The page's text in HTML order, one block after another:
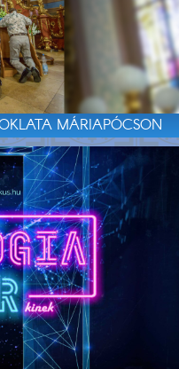
MÁRIAPÓCSON